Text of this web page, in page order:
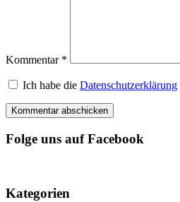
Kommentar *
Ich habe die Datenschutzerklärung
Folge uns auf Facebook
Kategorien